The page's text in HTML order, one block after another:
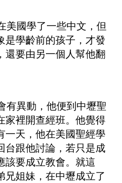
國學了一些中文，但
是學齡前的孩子，才發
還要由另一個人幫他翻
異動，他便到中壢聖
家裡開查經班。他覺得
一天，他在美國聖經學
台跟他討論，若只是成
該要成立教會。就這
兄姐妹，在中壢成立了